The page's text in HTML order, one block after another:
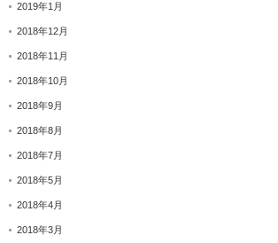
2019年1月
2018年12月
2018年11月
2018年10月
2018年9月
2018年8月
2018年7月
2018年5月
2018年4月
2018年3月